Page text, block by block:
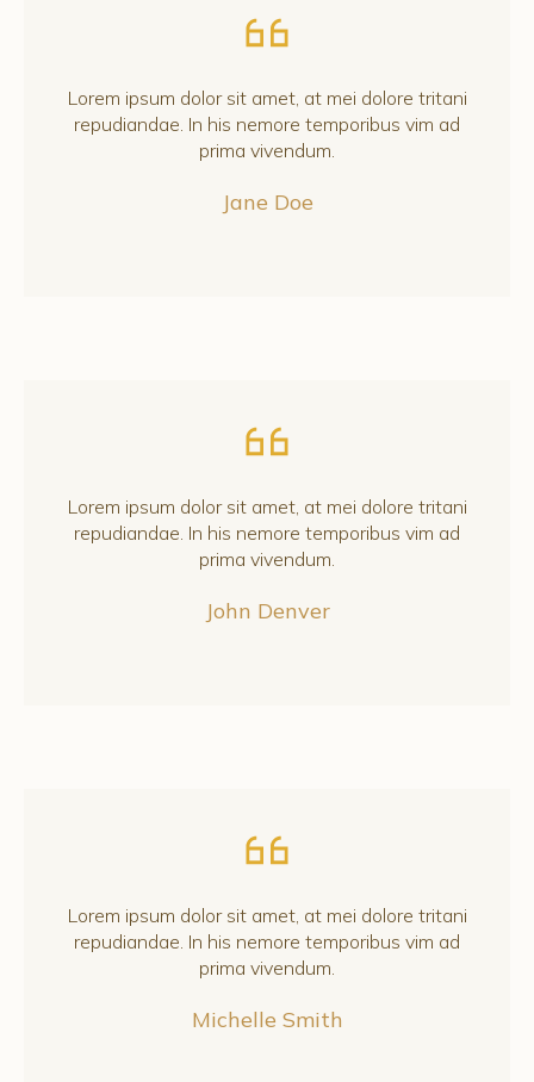
Lorem ipsum dolor sit amet, at mei dolore tritani
repudiandae. In his nemore temporibus vim ad
prima vivendum.
Jane Doe
Lorem ipsum dolor sit amet, at mei dolore tritani
repudiandae. In his nemore temporibus vim ad
prima vivendum.
John Denver
Lorem ipsum dolor sit amet, at mei dolore tritani
repudiandae. In his nemore temporibus vim ad
prima vivendum.
Michelle Smith